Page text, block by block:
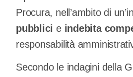
Procura, nell’ambito di
pubblici e indebita
responsabilità
Secondo le indagini della